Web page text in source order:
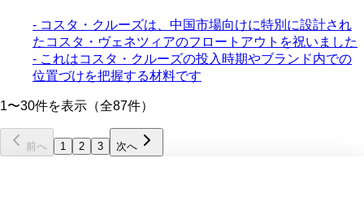
- コスタ・クルーズは、中国市場向けに特別に設計され
たコスタ・ヴェネツィアのフロートアウトを祝いました
- これはコスタ・クルーズの投入時期やブランド内での
位置づけを把握する材料です
1〜30件を表示（全87件）
前へ 1 2 3 次へ